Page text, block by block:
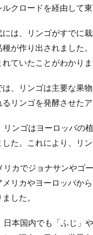
クロードを経由して
は、リンゴがすでに
が作り出されました
ていたことがわかりま
、リンゴは主要な果
リンゴを発酵させた
リンゴはヨーロッパの
た。これにより、リ
リカでジョナサンやゴ
リカやヨーロッパか
した。
日本国内でも「ふじ」